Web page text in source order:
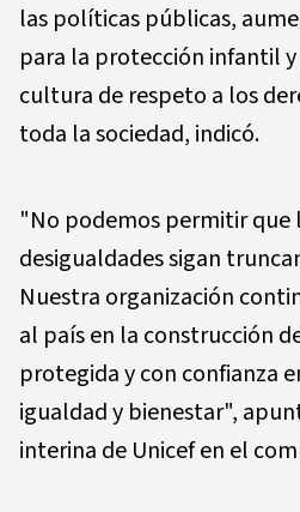
las políticas públicas,
para la protección infantil
cultura de respeto a los
toda la sociedad, indicó.
"No podemos permitir que
desigualdades sigan
Nuestra organización
al país en la construcción
protegida y con confianza
igualdad y bienestar",
interina de Unicef en el